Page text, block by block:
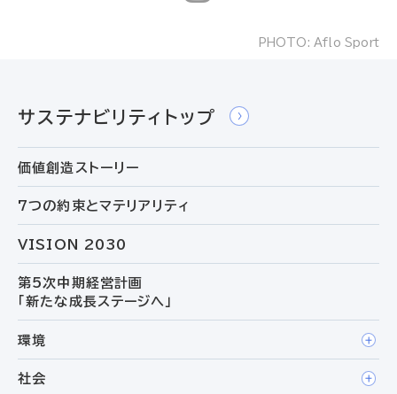
PHOTO: Aflo Sport
サステナビリティトップ
価値創造ストーリー
7つの約束とマテリアリティ
VISION 2030
第5次中期経営計画
「新たな成長ステージへ」
環境
社会